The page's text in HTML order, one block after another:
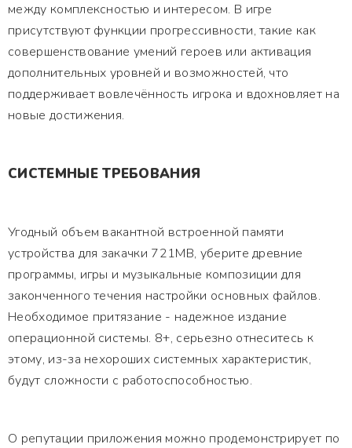
между комплексностью и интересом. В игре
присутствуют функции прогрессивности, такие как
совершенствование умений героев или активация
дополнительных уровней и возможностей, что
поддерживает вовлечённость игрока и вдохновляет на
новые достижения.
СИСТЕМНЫЕ ТРЕБОВАНИЯ
Угодный объем вакантной встроенной памяти
устройства для закачки 721MB, уберите древние
программы, игры и музыкальные композиции для
законченного течения настройки основных файлов.
Необходимое притязание - надежное издание
операционной системы. 8+, серьезно отнеситесь к
этому, из-за нехороших системных характеристик,
будут сложности с работоспособностью.
О репутации приложения можно продемонстрирует по